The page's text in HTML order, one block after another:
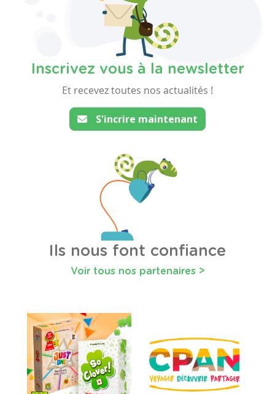
Inscrivez vous à la newsletter
Et recevez toutes nos actualités !
S'incrire maintenant
Ils nous font confiance
Voir tous nos partenaires >